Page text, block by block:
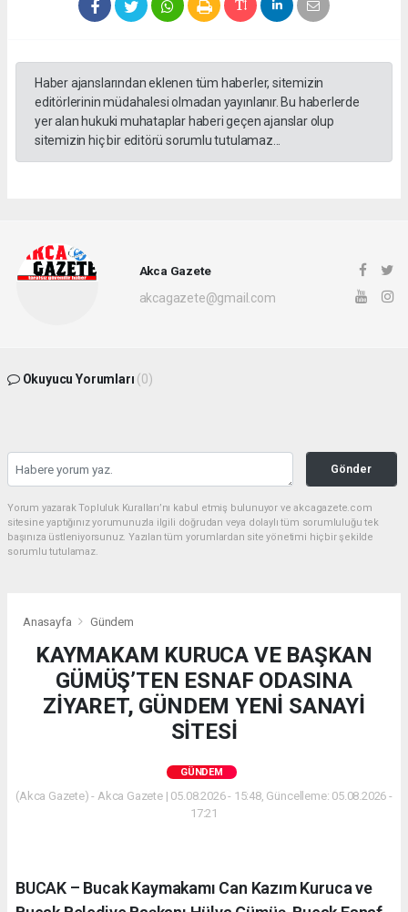
Haber ajanslarından eklenen tüm haberler, sitemizin
editörlerinin müdahalesi olmadan yayınlanır. Bu haberlerde
yer alan hukuki muhataplar haberi geçen ajanslar olup
sitemizin hiç bir editörü sorumlu tutulamaz...
Akca Gazete
akcagazete@gmail.com
Okuyucu Yorumları (0)
Gönder
Yorum yazarak Topluluk Kuralları’nı kabul etmiş bulunuyor ve akcagazete.com
sitesine yaptığınız yorumunuzla ilgili doğrudan veya dolaylı tüm sorumluluğu tek
başınıza üstleniyorsunuz. Yazılan tüm yorumlardan site yönetimi hiçbir şekilde
sorumlu tutulamaz.
Anasayfa Gündem
KAYMAKAM KURUCA VE BAŞKAN
GÜMÜŞ’TEN ESNAF ODASINA
ZİYARET, GÜNDEM YENİ SANAYİ
SİTESİ
GÜNDEM
(Akca Gazete) - Akca Gazete | 05.08.2026 - 15:48, Güncelleme: 05.08.2026 -
17:21
BUCAK – Bucak Kaymakamı Can Kazım Kuruca ve